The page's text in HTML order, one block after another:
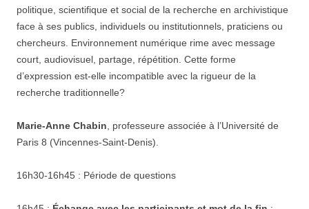
politique, scientifique et social de la recherche en archivistique
face à ses publics, individuels ou institutionnels, praticiens ou
chercheurs. Environnement numérique rime avec message
court, audiovisuel, partage, répétition. Cette forme
d’expression est-elle incompatible avec la rigueur de la
recherche traditionnelle?
Marie-Anne Chabin, professeure associée à l’Université de
Paris 8 (Vincennes-Saint-Denis).
16h30-16h45 : Période de questions